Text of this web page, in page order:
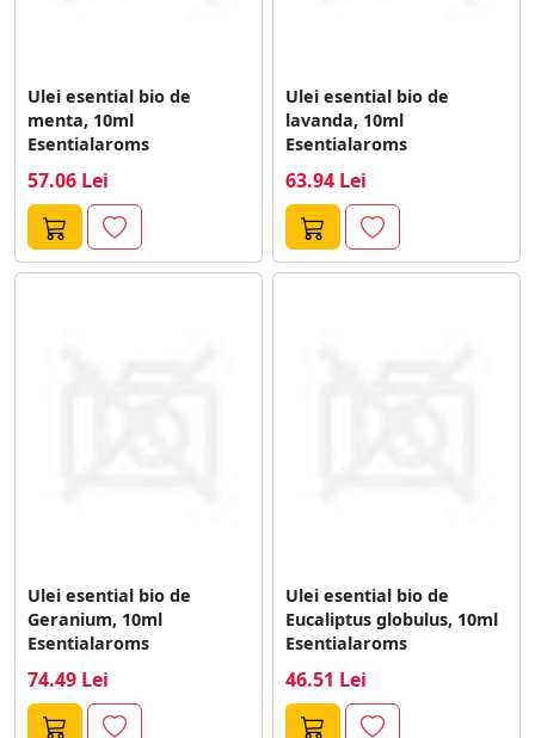
Ulei esential bio de
menta, 10ml
Esentialaroms
57.06 Lei
Ulei esential bio de
lavanda, 10ml
Esentialaroms
63.94 Lei
Ulei esential bio de
Geranium, 10ml
Esentialaroms
74.49 Lei
Ulei esential bio de
Eucaliptus globulus, 10ml
Esentialaroms
46.51 Lei